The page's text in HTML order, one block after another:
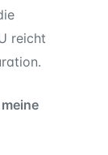
reicht